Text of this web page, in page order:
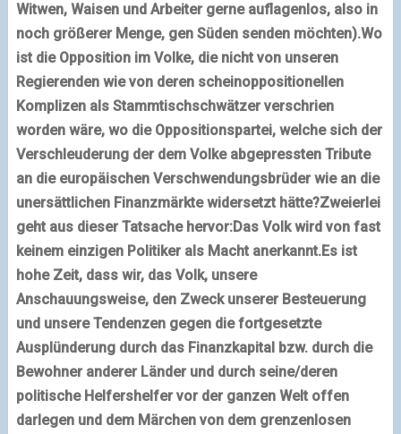
Witwen, Waisen und Arbeiter gerne auflagenlos, also in
noch größerer Menge, gen Süden senden möchten).Wo
ist die Opposition im Volke, die nicht von unseren
Regierenden wie von deren scheinoppositionellen
Komplizen als Stammtischschwätzer verschrien
worden wäre, wo die Oppositionspartei, welche sich der
Verschleuderung der dem Volke abgepressten Tribute
an die europäischen Verschwendungsbrüder wie an die
unersättlichen Finanzmärkte widersetzt hätte?Zweierlei
geht aus dieser Tatsache hervor:Das Volk wird von fast
keinem einzigen Politiker als Macht anerkannt.Es ist
hohe Zeit, dass wir, das Volk, unsere
Anschauungsweise, den Zweck unserer Besteuerung
und unsere Tendenzen gegen die fortgesetzte
Ausplünderung durch das Finanzkapital bzw. durch die
Bewohner anderer Länder und durch seine/deren
politische Helfershelfer vor der ganzen Welt offen
darlegen und dem Märchen von dem grenzenlosen